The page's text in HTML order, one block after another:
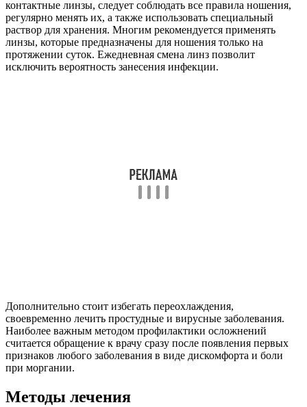
контактные линзы, следует соблюдать все правила ношения,
регулярно менять их, а также использовать специальный
раствор для хранения. Многим рекомендуется применять
линзы, которые предназначены для ношения только на
протяжении суток. Ежедневная смена линз позволит
исключить вероятность занесения инфекции.
Дополнительно стоит избегать переохлаждения,
своевременно лечить простудные и вирусные заболевания.
Наиболее важным методом профилактики осложнений
считается обращение к врачу сразу после появления первых
признаков любого заболевания в виде дискомфорта и боли
при моргании.
Методы лечения